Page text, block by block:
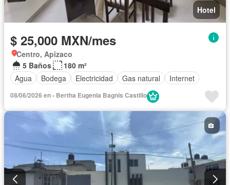
Hotel
$ 25,000 MXN/mes
Centro, Apizaco
5 Baños
180 m²
Agua
Bodega Electricidad Gas natural Internet
08/06/2026 en - Bertha Eugenia Bagnis Castillo